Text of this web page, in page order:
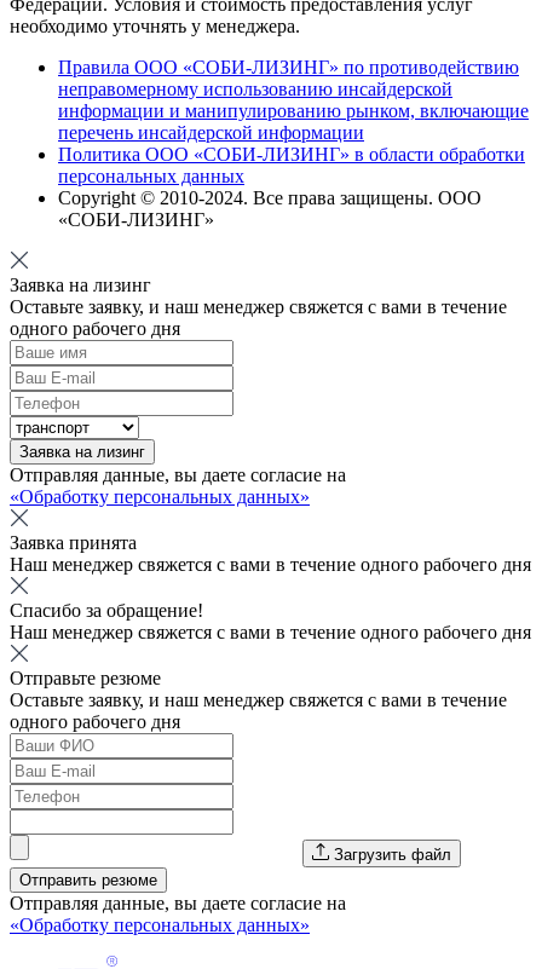
необходимо уточнять у менеджера.
Правила ООО «СОБИ-ЛИЗИНГ» по противодействию
неправомерному использованию инсайдерской
информации и манипулированию рынком, включающие
перечень инсайдерской информации
Политика ООО «СОБИ-ЛИЗИНГ» в области обработки
персональных данных
Copyright © 2010-2024. Все права защищены. ООО
«СОБИ-ЛИЗИНГ»
Заявка на лизинг
Оставьте заявку, и наш менеджер свяжется с вами в течение
одного рабочего дня
Заявка на лизинг
Отправляя данные, вы даете согласие на
«Обработку персональных данных»
Заявка принята
Наш менеджер свяжется с вами в течение одного рабочего дня
Спасибо за обращение!
Наш менеджер свяжется с вами в течение одного рабочего дня
Отправьте резюме
Оставьте заявку, и наш менеджер свяжется с вами в течение
одного рабочего дня
Загрузить файл
Отправить резюме
Отправляя данные, вы даете согласие на
«Обработку персональных данных»